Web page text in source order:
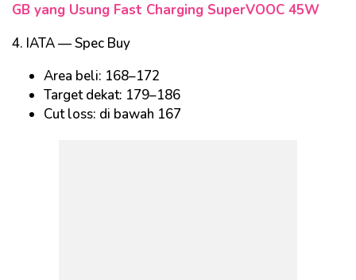
GB yang Usung Fast Charging SuperVOOC 45W
4. IATA — Spec Buy
Area beli: 168–172
Target dekat: 179–186
Cut loss: di bawah 167